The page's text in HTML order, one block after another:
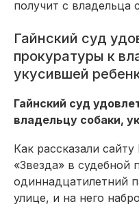
Гайнский суд
прокуратуры к
укусившей
Гайнский суд
владельцу собаки,
Как рассказали
«Звезда» в судебной
одиннадцатилетний
улице, и на него